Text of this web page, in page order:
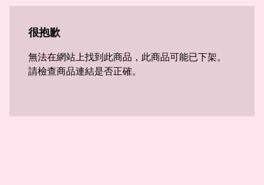
很抱歉
無法在網站上找到此商品，此商品可能已下架。
請檢查商品連結是否正確。